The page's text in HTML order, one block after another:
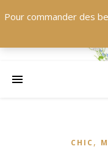
CHIC ,
Pour commander des